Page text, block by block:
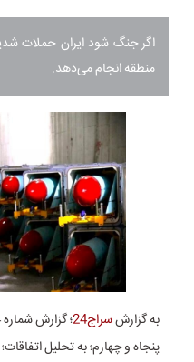
اگر جنگ شود ایران حملات
منطقه انجام می‌دهد.
به گزارشسراج24
پنجاه و چهارم؛ به تحلیل